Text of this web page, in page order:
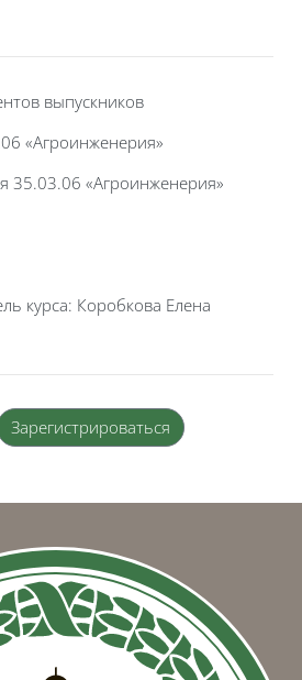
выпускников
«Агроинженерия»
«Агроинженерия»
курса: Коробкова Елена
Зарегистрироваться